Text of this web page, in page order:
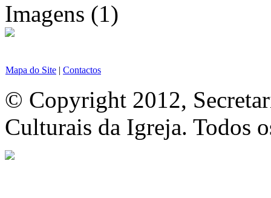
Imagens (1)
Mapa do Site | Contactos
© Copyright 2012,
Culturais da Igreja. Todos